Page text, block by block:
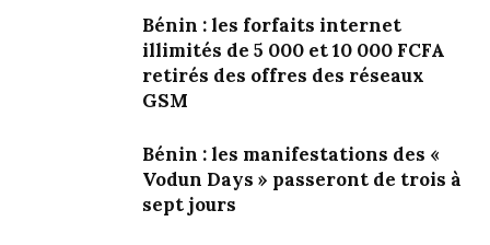
Bénin : les forfaits internet
illimités de 5 000 et 10 000 FCFA
retirés des offres des réseaux
GSM
Bénin : les manifestations des «
Vodun Days » passeront de trois à
sept jours